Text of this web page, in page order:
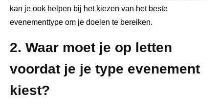
kan je ook helpen bij het kiezen van het beste
evenementtype om je doelen te bereiken.
2. Waar moet je op letten
voordat je je type evenement
kiest?